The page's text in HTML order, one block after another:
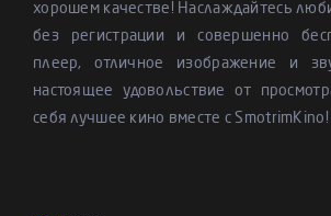
хорошем качестве! Наслаждайтесь
без регистрации и совершенно
плеер, отличное изображение и
настоящее удовольствие от
себя лучшее кино вместе с SmotrimKino!